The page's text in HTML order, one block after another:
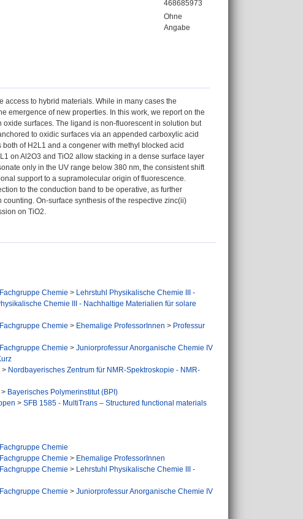
468685973
Ohne
Angabe
to hybrid materials. While in many cases the
emergence of new properties. In this work, we report on the
surfaces. The ligand is non-fluorescent in solution but
to oxidic surfaces via an appended carboxylic acid
of H2L1 and a congener with methyl blocked acid
on Al2O3 and TiO2 allow stacking in a dense surface layer
only in the UV range below 380 nm, the consistent shift
support to a supramolecular origin of fluorescence.
to the conduction band to be operative, as further
On-surface synthesis of the respective zinc(ii)
on TiO2.
Fachgruppe Chemie > Lehrstuhl Physikalische Chemie III -
Chemie III - Nachhaltige Materialien für solare
Fachgruppe Chemie > Ehemalige ProfessorInnen > Professur
Fachgruppe Chemie > Juniorprofessur Anorganische Chemie IV
> Nordbayerisches Zentrum für NMR-Spektroskopie - NMR-
> Bayerisches Polymerinstitut (BPI)
> SFB 1585 - MultiTrans – Structured functional materials
Fachgruppe Chemie
Fachgruppe Chemie > Ehemalige ProfessorInnen
Fachgruppe Chemie > Lehrstuhl Physikalische Chemie III -
Fachgruppe Chemie > Juniorprofessur Anorganische Chemie IV